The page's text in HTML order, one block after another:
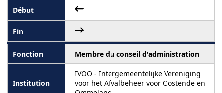
Membre du conseil d'administration
IVOO - Intergemeentelijke Vereniging
voor het Afvalbeheer voor Oostende en